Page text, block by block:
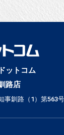
ットコム
路店
事釧路（1）第563号